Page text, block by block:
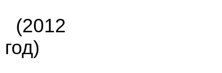
(2012
год)